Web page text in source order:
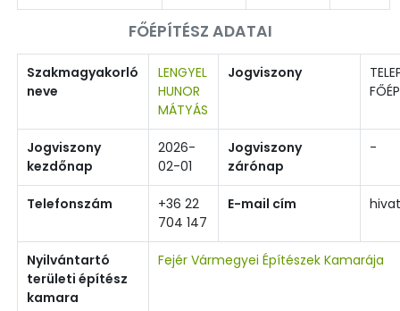
FŐÉPÍTÉSZ ADATAI
Szakmagyakorló
neve
LENGYEL
HUNOR
MÁTYÁS
Jogviszony
Jogviszony
kezdőnap
2026-
02-01
Jogviszony
zárónap
-
Telefonszám
+36 22
704 147
E-mail cím
Nyilvántartó
területi építész
kamara
Fejér Vármegyei Építészek Kamarája